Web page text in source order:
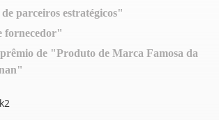
parceiros estratégicos"
fornecedor"
de "Produto de Marca Famosa da